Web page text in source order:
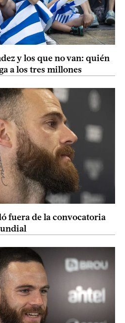
y los que no van: quién
a los tres millones
fuera de la convocatoria